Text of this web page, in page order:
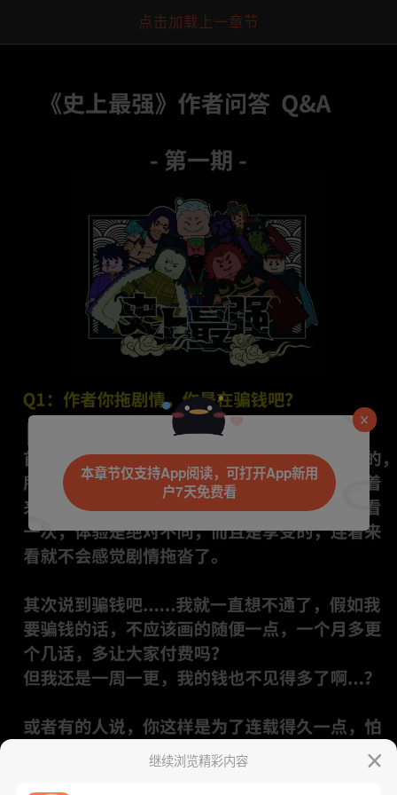
点击加载上一章节
继续浏览精彩内容
本章节仅支持App阅读，可打开App新用
户7天免费看